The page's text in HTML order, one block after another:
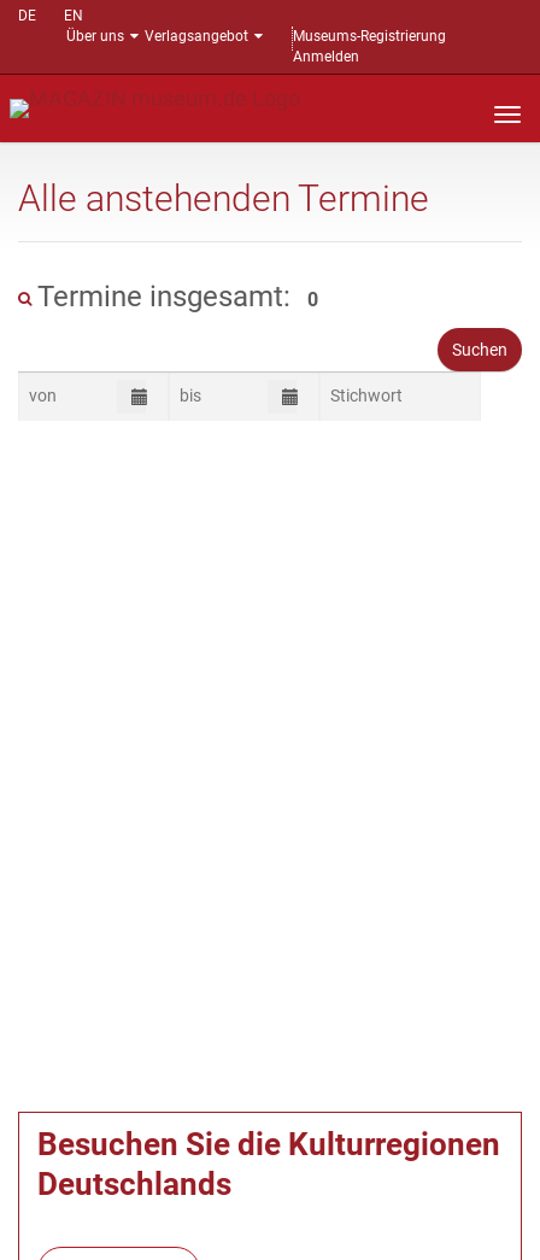
DE
EN
Über uns
Verlagsangebot
Museums-Registrierung
Anmelden
Alle anstehenden Termine
Termine insgesamt: 0
Besuchen Sie die Kulturregionen
Deutschlands